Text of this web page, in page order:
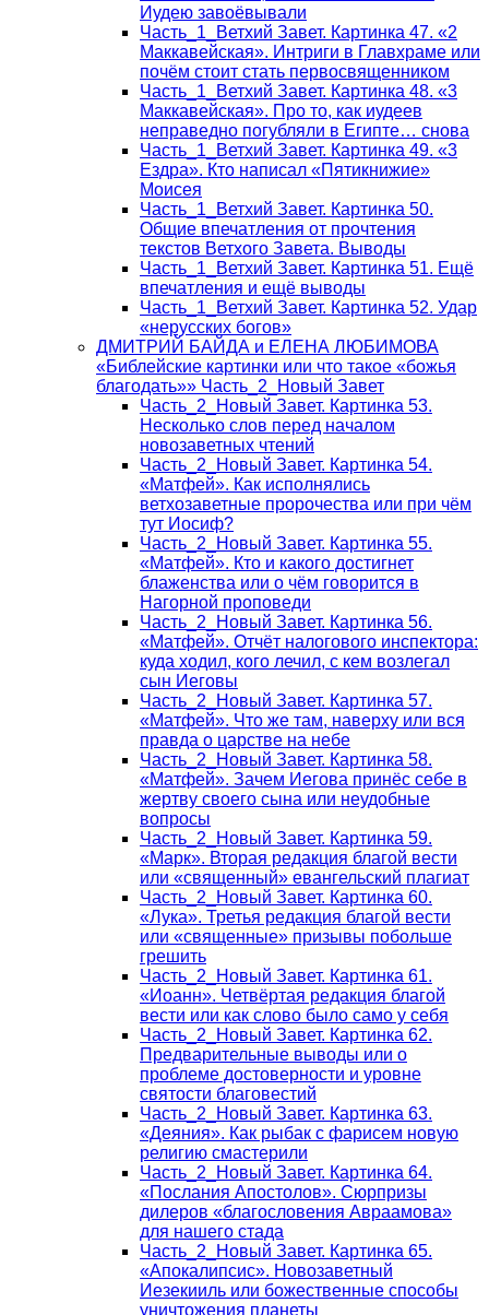
Иудею завоёвывали
Часть_1_Ветхий Завет. Картинка 47. «2
Маккавейская». Интриги в Главхраме или
почём стоит стать первосвященником
Часть_1_Ветхий Завет. Картинка 48. «3
Маккавейская». Про то, как иудеев
неправедно погубляли в Египте… снова
Часть_1_Ветхий Завет. Картинка 49. «3
Ездра». Кто написал «Пятикнижие»
Моисея
Часть_1_Ветхий Завет. Картинка 50.
Общие впечатления от прочтения
текстов Ветхого Завета. Выводы
Часть_1_Ветхий Завет. Картинка 51. Ещё
впечатления и ещё выводы
Часть_1_Ветхий Завет. Картинка 52. Удар
«нерусских богов»
ДМИТРИЙ БАЙДА и ЕЛЕНА ЛЮБИМОВА
«Библейские картинки или что такое «божья
благодать»» Часть_2_Новый Завет
Часть_2_Новый Завет. Картинка 53.
Несколько слов перед началом
новозаветных чтений
Часть_2_Новый Завет. Картинка 54.
«Матфей». Как исполнялись
ветхозаветные пророчества или при чём
тут Иосиф?
Часть_2_Новый Завет. Картинка 55.
«Матфей». Кто и какого достигнет
блаженства или о чём говорится в
Нагорной проповеди
Часть_2_Новый Завет. Картинка 56.
«Матфей». Отчёт налогового инспектора:
куда ходил, кого лечил, с кем возлегал
сын Иеговы
Часть_2_Новый Завет. Картинка 57.
«Матфей». Что же там, наверху или вся
правда о царстве на небе
Часть_2_Новый Завет. Картинка 58.
«Матфей». Зачем Иегова принёс себе в
жертву своего сына или неудобные
вопросы
Часть_2_Новый Завет. Картинка 59.
«Марк». Вторая редакция благой вести
или «священный» евангельский плагиат
Часть_2_Новый Завет. Картинка 60.
«Лука». Третья редакция благой вести
или «священные» призывы побольше
грешить
Часть_2_Новый Завет. Картинка 61.
«Иоанн». Четвёртая редакция благой
вести или как слово было само у себя
Часть_2_Новый Завет. Картинка 62.
Предварительные выводы или о
проблеме достоверности и уровне
святости благовестий
Часть_2_Новый Завет. Картинка 63.
«Деяния». Как рыбак с фарисем новую
религию смастерили
Часть_2_Новый Завет. Картинка 64.
«Послания Апостолов». Сюрпризы
дилеров «благословения Авраамова»
для нашего стада
Часть_2_Новый Завет. Картинка 65.
«Апокалипсис». Новозаветный
Иезекииль или божественные способы
уничтожения планеты